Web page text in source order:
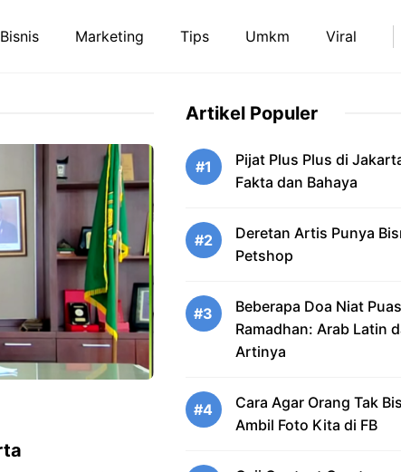
Bisnis Marketing Tips Umkm Viral
Artikel Populer
#1
Pijat Plus Plus di
Fakta dan Bahaya
#2
Deretan Artis Punya
Petshop
#3
Beberapa Doa Niat
Ramadhan: Arab Latin
Artinya
#4
Cara Agar Orang Tak
Ambil Foto Kita di FB